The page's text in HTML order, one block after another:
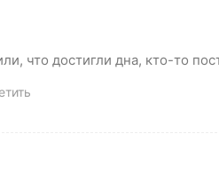
что достигли дна, кто-то